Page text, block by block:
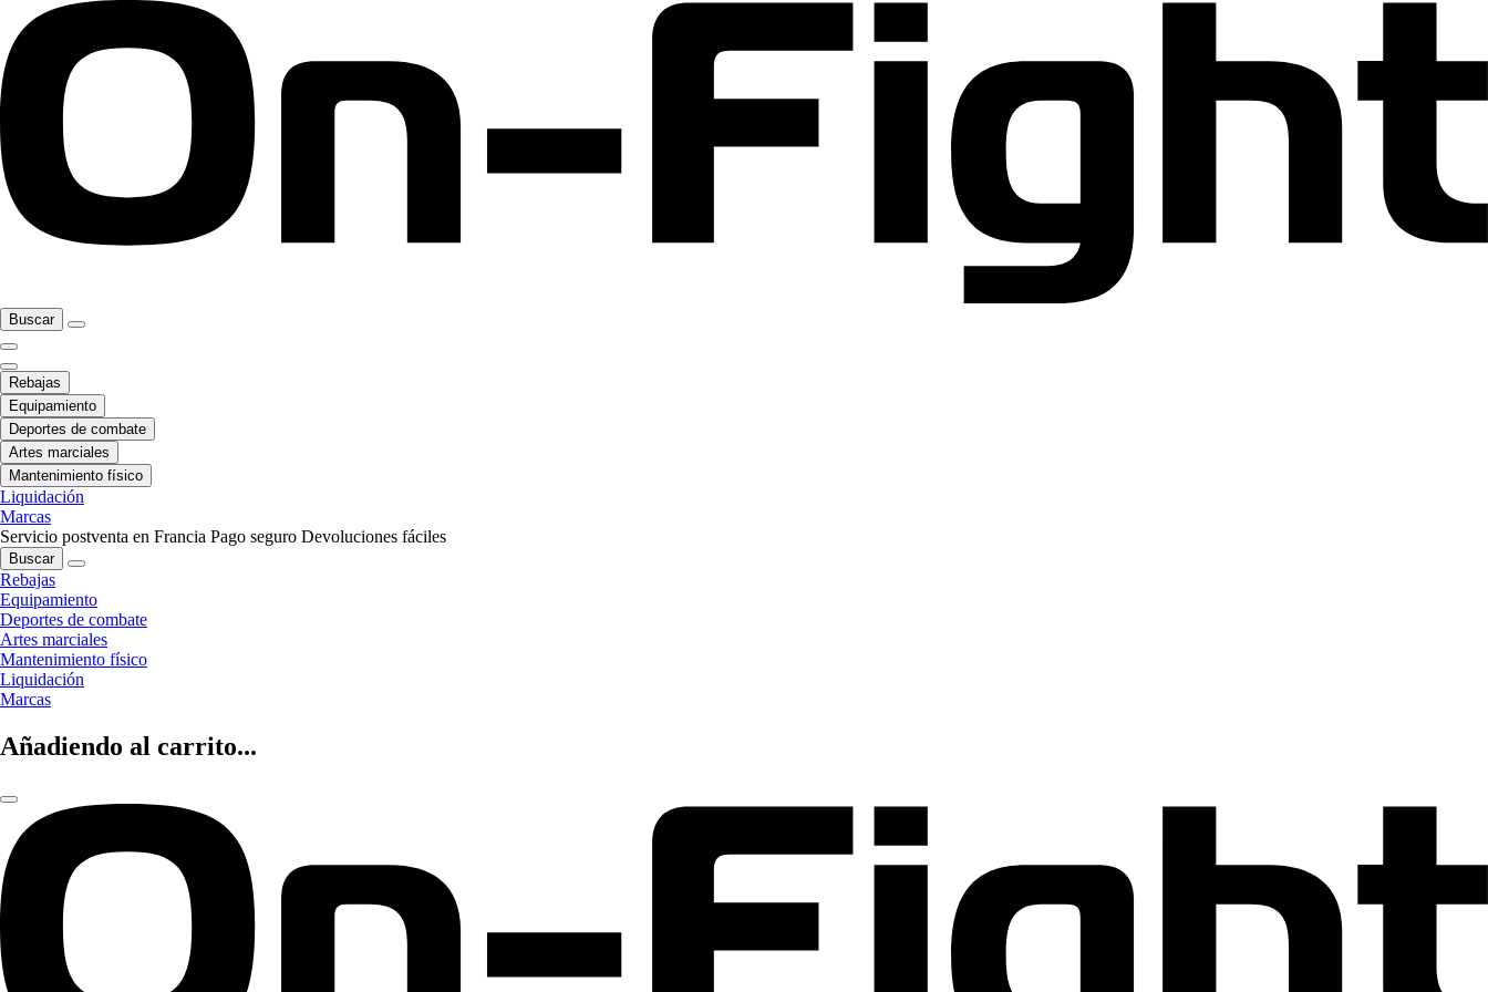
Buscar
Rebajas
Equipamiento
Deportes de combate
Artes marciales
Mantenimiento físico
Liquidación
Marcas
Servicio postventa en Francia Pago seguro Devoluciones fáciles
Buscar
Rebajas
Equipamiento
Deportes de combate
Artes marciales
Mantenimiento físico
Liquidación
Marcas
Añadiendo al carrito...